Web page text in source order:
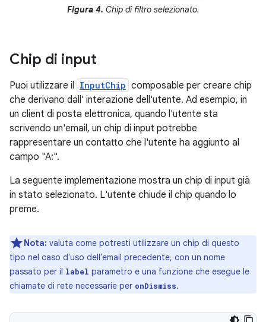
Figura 4. Chip di filtro selezionato.
Chip di input
Puoi utilizzare il InputChip composable per creare chip
che derivano dall' interazione dell'utente. Ad esempio, in
un client di posta elettronica, quando l'utente sta
scrivendo un'email, un chip di input potrebbe
rappresentare un contatto che l'utente ha aggiunto al
campo "A:".
La seguente implementazione mostra un chip di input già
in stato selezionato. L'utente chiude il chip quando lo
preme.
Nota: valuta come potresti utilizzare un chip di questo
tipo nel caso d'uso dell'email precedente, con un nome
passato per il label parametro e una funzione che esegue le
chiamate di rete necessarie per onDismiss.